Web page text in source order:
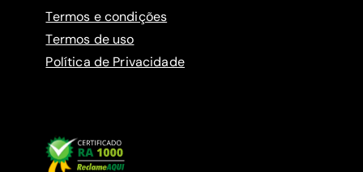
Termos e condições
Termos de uso
Política de Privacidade